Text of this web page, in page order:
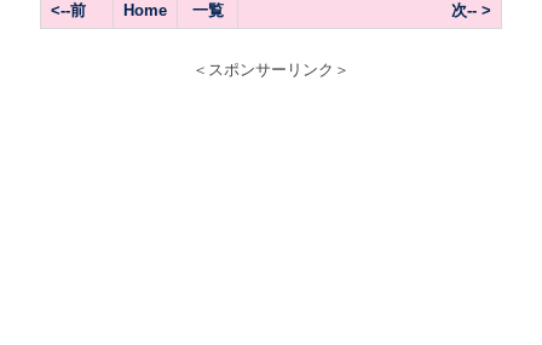
<--前 Home 一覧 次-- >
＜スポンサーリンク＞